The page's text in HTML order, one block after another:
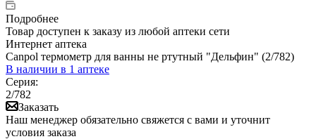
Подробнее
Товар доступен к заказу из любой аптеки сети
Интернет аптека
Canpol термометр для ванны не ртутный "Дельфин" (2/782)
В наличии в 1 аптеке
Серия:
2/782
Заказать
Наш менеджер обязательно свяжется с вами и уточнит
условия заказа